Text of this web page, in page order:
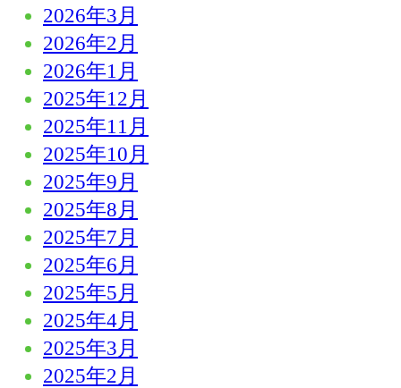
2026年3月
2026年2月
2026年1月
2025年12月
2025年11月
2025年10月
2025年9月
2025年8月
2025年7月
2025年6月
2025年5月
2025年4月
2025年3月
2025年2月